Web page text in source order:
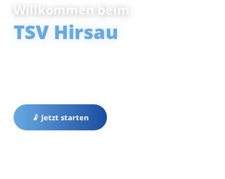
Willkommen beim
TSV Hirsau
🤾 Jetzt starten